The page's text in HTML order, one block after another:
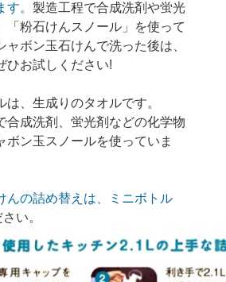
す。製造工程で合成洗剤や蛍光
「粉石けんスノール」を使って
ャボン玉石けんで洗った後は、
ひお試しください!
は、生成りのタオルです。
合成洗剤、蛍光剤などの化学物
ボン玉スノールを使っていま
んの詰め替えは、ミニボトル
い。